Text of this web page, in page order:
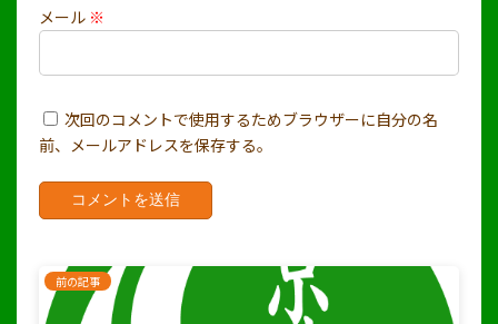
メール ※
次回のコメントで使用するためブラウザーに自分の名
前、メールアドレスを保存する。
前の記事